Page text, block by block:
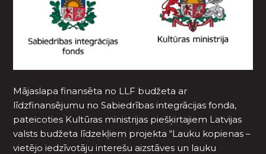
Mājaslapa finansēta no LLF budžeta ar
līdzfinansējumu no Sabiedrības integrācijas fonda,
pateicoties Kultūras ministrijas piešķirtajiem Latvijas
valsts budžeta līdzekļiem projekta “Lauku kopienas –
vietējo iedzīvotāju interešu aizstāves un lauku